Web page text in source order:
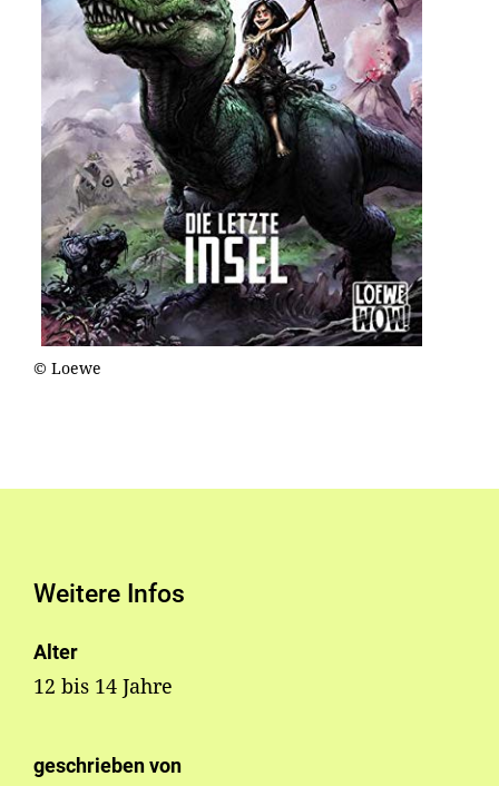
© Loewe
Weitere Infos
Alter
12 bis 14 Jahre
geschrieben von